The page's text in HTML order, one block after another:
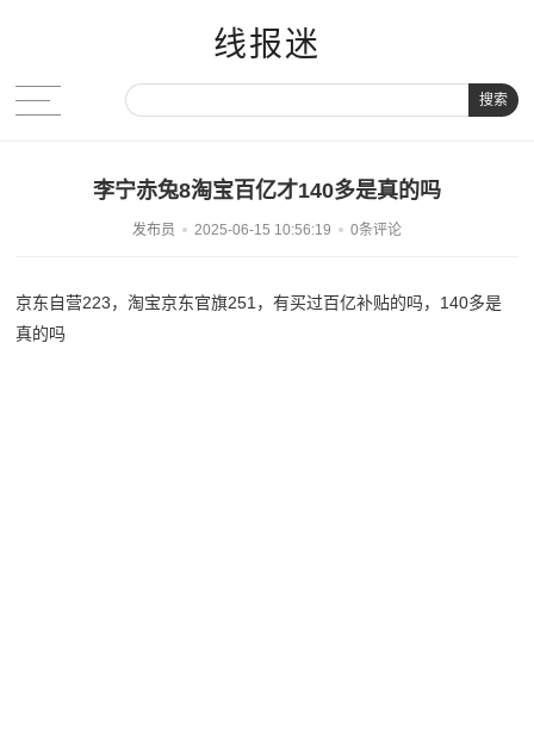
线报迷
搜索
李宁赤兔8淘宝百亿才140多是真的吗
发布员 2025-06-15 10:56:19 0条评论
京东自营223，淘宝京东官旗251，有买过百亿补贴的吗，140多是
真的吗